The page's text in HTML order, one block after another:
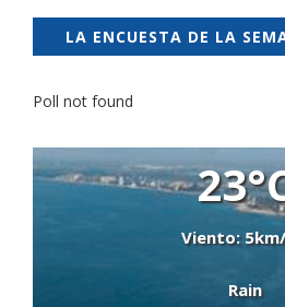
LA ENCUESTA DE LA
Poll not found
Viento:
Rain